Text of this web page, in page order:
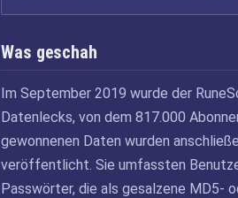
Was geschah
Im September 2019 wurde der
Datenlecks, von dem 817.000
gewonnenen Daten wurden
veröffentlicht. Sie umfassten
Passwörter, die als gesalzene MD5-